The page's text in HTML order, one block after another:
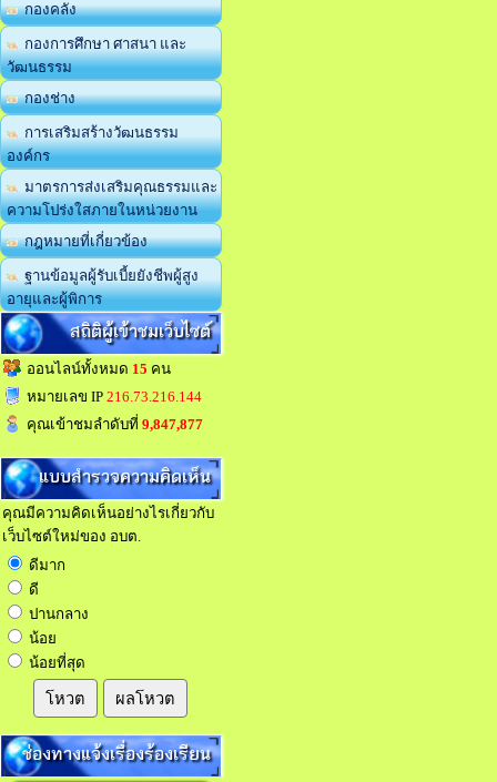
กองคลัง
กองการศึกษา ศาสนา และ
วัฒนธรรม
กองช่าง
การเสริมสร้างวัฒนธรรม
องค์กร
มาตรการส่งเสริมคุณธรรมและ
ความโปร่งใสภายในหน่วยงาน
กฎหมายที่เกี่ยวข้อง
ฐานข้อมูลผู้รับเบี้ยยังชีพผู้สูง
อายุและผู้พิการ
สถิติผู้เข้าชมเว็บไซต์
ออนไลน์ทั้งหมด 15 คน
หมายเลข IP 216.73.216.144
คุณเข้าชมลำดับที่ 9,847,877
แบบสำรวจความคิดเห็น
คุณมีความคิดเห็นอย่างไรเกี่ยวกับ
เว็บไซต์ใหม่ของ อบต.
ดีมาก
ดี
ปานกลาง
น้อย
น้อยที่สุด
โหวต ผลโหวต
ช่องทางแจ้งเรื่องร้องเรียน